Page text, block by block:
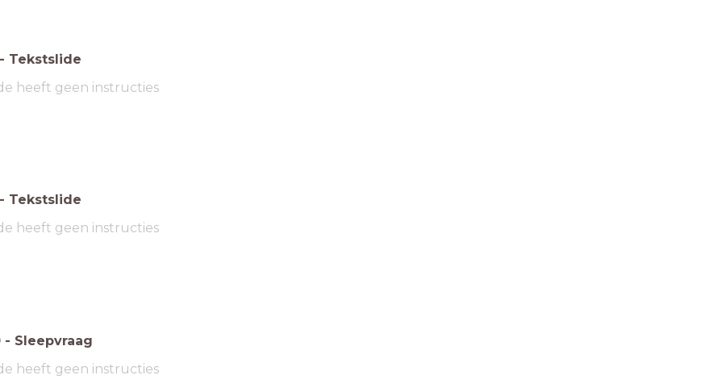
- Tekstslide
heeft geen instructies
- Tekstslide
heeft geen instructies
- Sleepvraag
heeft geen instructies